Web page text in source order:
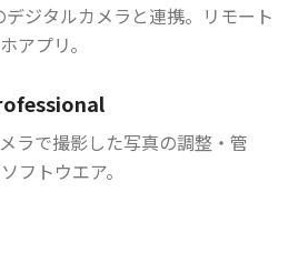
ジタルカメラと連携。リモート
アプリ。
ラで撮影した写真の調整・管
フトウエア。